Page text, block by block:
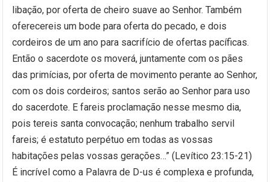
libação, por oferta de cheiro suave ao Senhor. Também
oferecereis um bode para oferta do pecado, e dois
cordeiros de um ano para sacrifício de ofertas pacíficas.
Então o sacerdote os moverá, juntamente com os pães
das primícias, por oferta de movimento perante ao Senhor,
com os dois cordeiros; santos serão ao Senhor para uso
do sacerdote. E fareis proclamação nesse mesmo dia,
pois tereis santa convocação; nenhum trabalho servil
fareis; é estatuto perpétuo em todas as vossas
habitações pelas vossas gerações…” (Levítico 23:15-21)
É incrível como a Palavra de D-us é complexa e profunda,